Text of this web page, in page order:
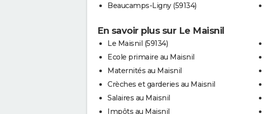
Beaucamps-Ligny (59134)
En savoir plus sur Le Maisnil
Le Maisnil (59134)
Ecole primaire au Maisnil
Maternités au Maisnil
Crèches et garderies au Maisnil
Salaires au Maisnil
Impôts au Maisnil